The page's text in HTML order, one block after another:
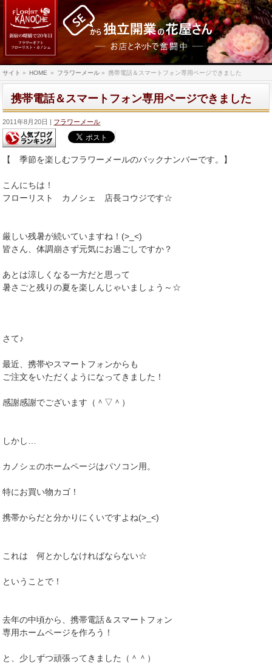
サイト » HOME » フラワーメール » 携帯電話＆スマートフォン専用ページできました
携帯電話＆スマートフォン専用ページできました
2011年8月20日 フラワーメール
【 季節を楽しむフラワーメールのバックナンバーです。】
こんにちは！
フローリスト カノシェ 店長コウジです☆
厳しい残暑が続いていますね！(>_<)
皆さん、体調崩さず元気にお過ごしですか？
あとは涼しくなる一方だと思って
暑さごと残りの夏を楽しんじゃいましょう～☆
さて♪
最近、携帯やスマートフォンからも
ご注文をいただくようになってきました！
感謝感謝でございます（＾▽＾）
しかし…
カノシェのホームページはパソコン用。
特にお買い物カゴ！
携帯からだと分かりにくいですよね(>_<)
これは 何とかしなければならない☆
ということで！
去年の中頃から、携帯電話＆スマートフォン
専用ホームページを作ろう！
と、少しずつ頑張ってきました（＾＾）